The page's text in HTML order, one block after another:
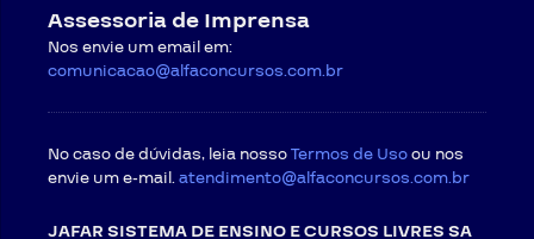
Assessoria de Imprensa
Nos envie um email em:
comunicacao@alfaconcursos.com.br
No caso de dúvidas, leia nossoTermos de Usoou nos
envie um e-mail.atendimento@alfaconcursos.com.br
JAFAR SISTEMA DE ENSINO E CURSOS LIVRES SA